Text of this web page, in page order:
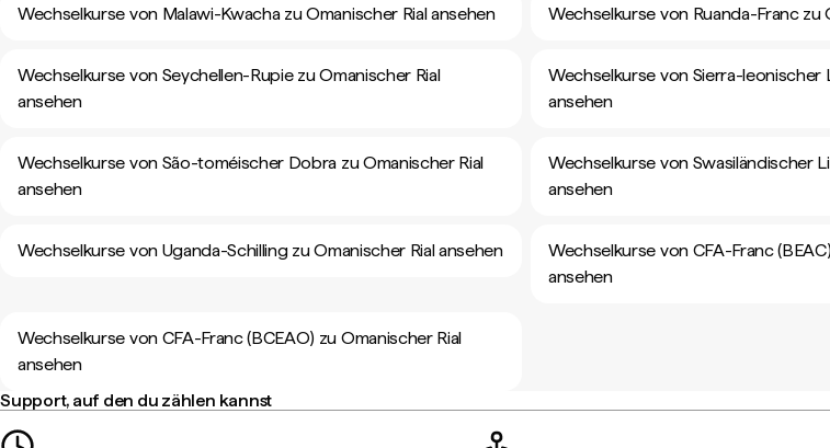
Wechselkurse von Malawi-Kwacha zu Omanischer Rial ansehen Wechselkurse von Ruanda-Franc zu
Wechselkurse von Seychellen-Rupie zu Omanischer Rial
ansehen
Wechselkurse von Sierra-leonischer
ansehen
Wechselkurse von São-toméischer Dobra zu Omanischer Rial
ansehen
Wechselkurse von Swasiländischer
ansehen
Wechselkurse von Uganda-Schilling zu Omanischer Rial ansehen
Wechselkurse von CFA-Franc
ansehen
Wechselkurse von CFA-Franc (BCEAO) zu Omanischer Rial
ansehen
Support, auf den du zählen kannst